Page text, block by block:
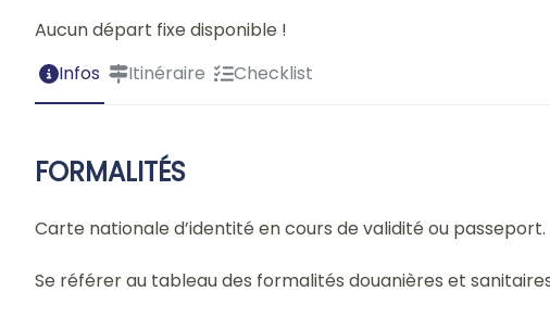
Aucun départ fixe disponible !
Infos
Itinéraire Checklist
FORMALITÉS
Carte nationale d’identité en cours de validité ou passeport.
Se référer au tableau des formalités douanières et